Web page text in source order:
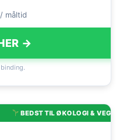
/ måltid
→
BEDST TIL ØKOLOGI &